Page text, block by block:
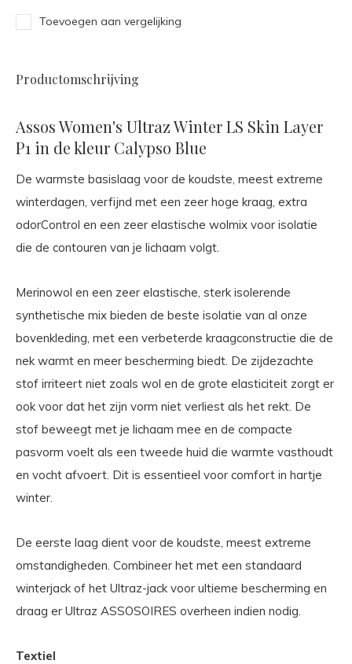
Toevoegen aan vergelijking
Productomschrijving
Assos Women's Ultraz Winter LS Skin Layer
P1 in de kleur Calypso Blue
De warmste basislaag voor de koudste, meest extreme
winterdagen, verfijnd met een zeer hoge kraag, extra
odorControl en een zeer elastische wolmix voor isolatie
die de contouren van je lichaam volgt.
Merinowol en een zeer elastische, sterk isolerende
synthetische mix bieden de beste isolatie van al onze
bovenkleding, met een verbeterde kraagconstructie die de
nek warmt en meer bescherming biedt. De zijdezachte
stof irriteert niet zoals wol en de grote elasticiteit zorgt er
ook voor dat het zijn vorm niet verliest als het rekt. De
stof beweegt met je lichaam mee en de compacte
pasvorm voelt als een tweede huid die warmte vasthoudt
en vocht afvoert. Dit is essentieel voor comfort in hartje
winter.
De eerste laag dient voor de koudste, meest extreme
omstandigheden. Combineer het met een standaard
winterjack of het Ultraz-jack voor ultieme bescherming en
draag er Ultraz ASSOSOIRES overheen indien nodig.
Textiel